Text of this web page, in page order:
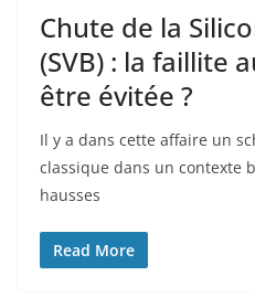
Chute de la
(SVB) : la faillite
être évitée ?
Il y a dans cette affaire un
classique dans un contexte
hausses
Read More